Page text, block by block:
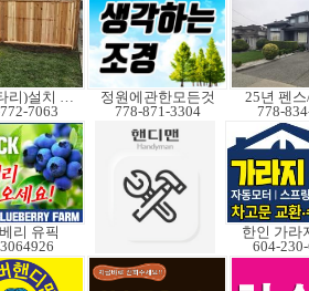
펜스(울타리)설치 수리
7063
정원에관한모든것
778-871-3304
25년 펜
778-
리 유픽
한인 가라
604-